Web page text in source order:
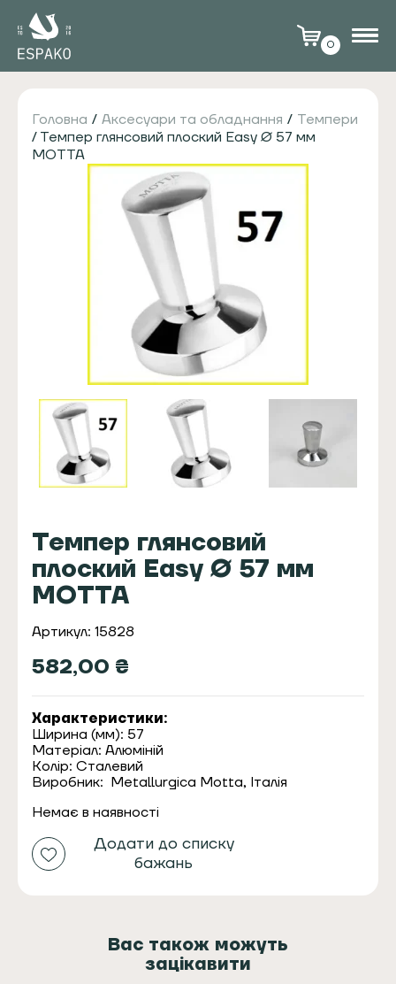
0
Головна / Аксесуари та обладнання / Темпери
/ Темпер глянсовий плоский Easy Ø 57 мм
MOTTA
Темпер глянсовий
плоский Easy Ø 57 мм
MOTTA
Артикул: 15828
582,00 ₴
Характеристики:
Ширина (мм): 57
Матеріал: Алюміній
Колір: Сталевий
Виробник: Metallurgica Motta, Італія
Немає в наявності
Додати до списку
бажань
Вас також можуть
зацікавити